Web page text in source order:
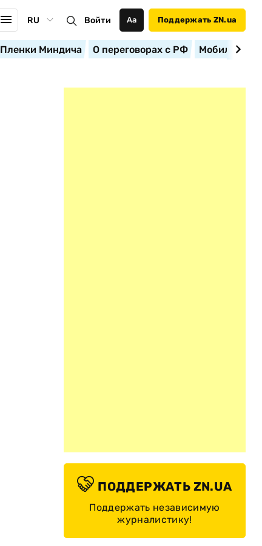
RU Войти Аа Поддержать ZN.ua
Пленки Миндича О переговорах с РФ
ПОДДЕРЖАТЬ ZN.UA
Поддержать независимую
журналистику!